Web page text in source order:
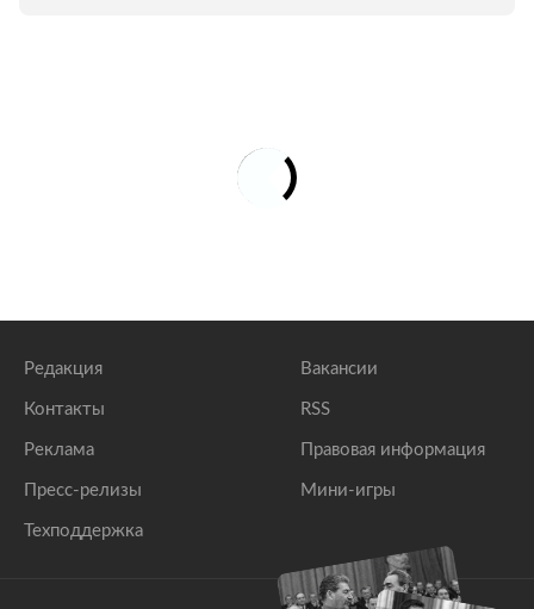
Редакция
Контакты
Реклама
Пресс-релизы
Техподдержка
Вакансии
RSS
Правовая информация
Мини-игры